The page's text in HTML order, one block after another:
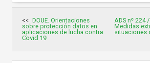
de
entradas
DOUE. Orientaciones
sobre protección datos en
aplicaciones de lucha contra
Covid 19
ADS nº 224
Medidas
situaciones